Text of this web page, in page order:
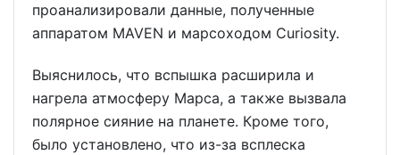
проанализировали данные, полученные
аппаратом MAVEN и марсоходом Curiosity.
Выяснилось, что вспышка расширила и
нагрела атмосферу Марса, а также вызвала
полярное сияние на планете. Кроме того,
было установлено, что из-за всплеска